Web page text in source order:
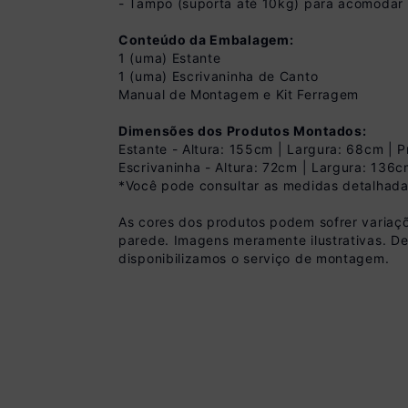
Pix
R$ 809,99 à vista
Você economiza
- Tampo (suporta até 10kg) para acomodar
Conteúdo da Embalagem:
1 (uma) Estante
1 (uma) Escrivaninha de Canto
Manual de Montagem e Kit Ferragem
Dimensões dos Produtos Montados:
Estante - Altura: 155cm | Largura: 68cm |
Escrivaninha - Altura: 72cm | Largura:
*Você pode consultar as medidas
As cores dos produtos podem sofrer
parede. Imagens meramente ilustrativas.
disponibilizamos o serviço de montagem.